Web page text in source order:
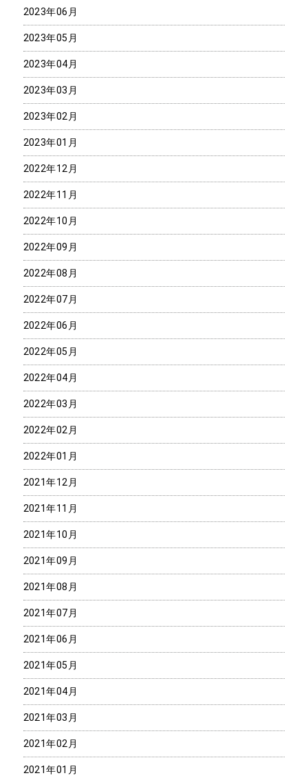
2023年06月
2023年05月
2023年04月
2023年03月
2023年02月
2023年01月
2022年12月
2022年11月
2022年10月
2022年09月
2022年08月
2022年07月
2022年06月
2022年05月
2022年04月
2022年03月
2022年02月
2022年01月
2021年12月
2021年11月
2021年10月
2021年09月
2021年08月
2021年07月
2021年06月
2021年05月
2021年04月
2021年03月
2021年02月
2021年01月